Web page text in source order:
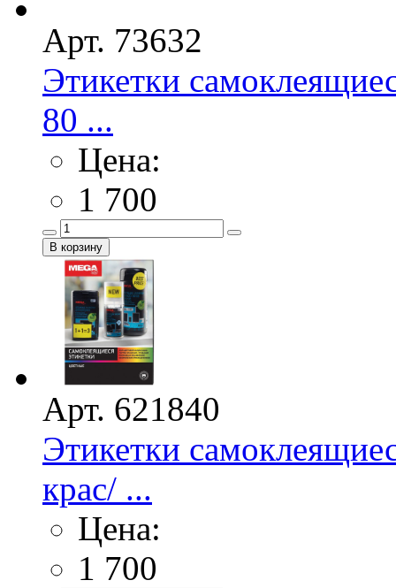
Арт. 73632
Этикетки
80 ...
Цена:
1 700
Арт. 621840
Этикетки
крас/ ...
Цена:
1 700